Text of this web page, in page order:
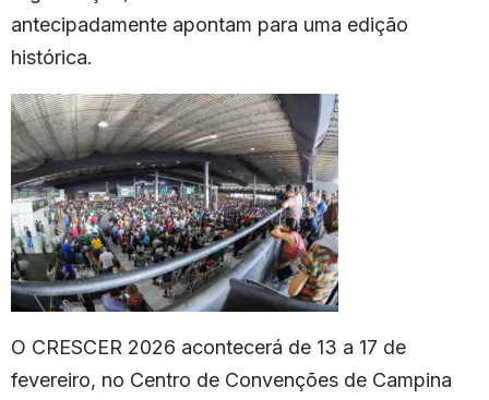
antecipadamente apontam para uma edição
histórica.
O CRESCER 2026 acontecerá de 13 a 17 de
fevereiro, no Centro de Convenções de Campina